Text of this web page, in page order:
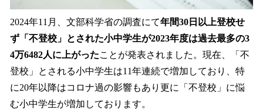
2024年11月、文部科学省の調査にて年間30日以上登校せ
ず「不登校」とされた小中学生が2023年度は過去最多の3
4万6482人に上がったことが発表されました。現在、「不
登校」とされる小中学生は11年連続で増加しており、特
に20年以降はコロナ過の影響もあり更に「不登校」に悩
む小中学生が増加しております。